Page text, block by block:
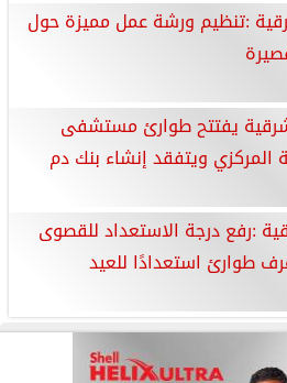
:تنظيم ورشة عمل مميزة حول
يفتتح طوارئ مستشفى
المركزي ويتفقد إنشاء بنك دم
:رفع درجة الاستعداد للقصوى
طوارئ استعدادًا للعيد